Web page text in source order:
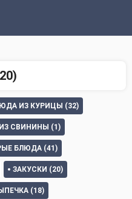
ИЗ КУРИЦЫ (32)
СВИНИНЫ (1)
БЛЮДА (41)
ЗАКУСКИ (20)
(18)